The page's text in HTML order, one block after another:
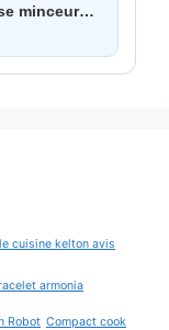
minceur…
cuisine kelton avis
armonia
Robot Compact cook